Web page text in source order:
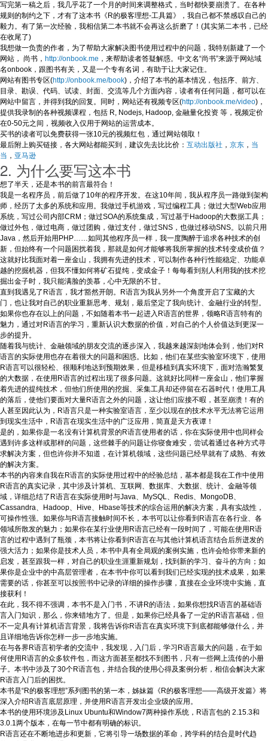
写完第一稿之后，我几乎花了一个月的时间来调整格式，当时都快要崩溃了。在各种
规则的制约之下，才有了这本书《R的极客理想-工具篇》，我自己都不禁感叹自己的
毅力。有了第一次经验，我相信第二本书就不会再这么折磨了！(其实第二本书，已经
在收尾了)
我想做一负责的作者，为了帮助大家解决图书使用过程中的问题，我特别新建了一个
网站， 尚书， http://onbook.me ，来帮助读者答疑解惑。中文名“尚书”来源于网站域
名onbook，跟图书有关，又是一个专有名词，有助于让大家记住。
网站有图书专区(http://onbook.me/book)，介绍了本书的基本情况，包括序、前方、
目录、勘误、代码、试读、封面、交流等几个方面内容，读者有任何问题，都可以在
网站中留言，并得到我的回复。同时，网站还有视频专区(http://onbook.me/video)，
提供我录制的各种视频课程，包括 R, Nodejs, Hadoop, 金融量化投资 等，视频定价
在0-50元之间，视频收入仅用于网站的运营成本。
买书的读者可以免费获得一张10元的视频红包，通过网站领取！
最后附上购买链接，各大网站都能买到，建议先去比比价： 互动出版社 ， 京东 ， 当
当 ， 亚马逊
2. 为什么要写这本书
想了半天，还是本书的前言最符合！
我是一名程序员，前后做了10年的程序开发。在这10年间，我从程序员一路做到架构
师，经历了太多的系统和应用。我做过手机游戏，写过编程工具；做过大型Web应用
系统，写过公司内部CRM；做过SOA的系统集成，写过基于Hadoop的大数据工具；
做过外包，做过电商，做过团购，做过支付，做过SNS，也做过移动SNS。以前只用
Java，然后开始用PHP……如同其他程序员一样，我一度陶醉于追求各种技术的创
新，但始终有一个问题困扰着我，那就是如何才能够将我所掌握的技术转变成价值？
这就好比我面对着一座金山，我拥有先进的技术，可以制作各种行性能稳定、功能卓
越的挖掘机器，但我不懂如何将矿石提纯，变成金子！每每看到别人利用我的技术挖
掘出金子时，我只能满脸的羡慕，心中无限的不甘。
直到我遇见了R语言，我才豁然开朗。R语言为我从另外一个角度开启了宝藏的大
门，也让我对自己的职业重新思考、规划，最后坚定了我向统计、金融行业的转型。
如果你也存在以上的问题，不如随着本书一起进入R语言的世界，领略R语言特有的
魅力，通过对R语言的学习，重新认识大数据的价值，对自己的个人价值达到更深一
步的提升。
随着我与统计、金融领域的朋友交流的逐步深入，我越来越深刻地体会到，他们对R
语言的实际使用也存在着很大的问题和困惑。比如，他们在某些实验室环境下，使用
R语言可以很轻松、很顺利地达到预期效果，但是移植到真实环境下，面对浩瀚繁复
的大数据，在使用R语言的过程出现了很多问题。这就好比同样一座金山，他们掌握
着先进的提纯技术，但他们所使用的挖掘、采集工具却还停留在石器时代！使用工具
的落后，使他们要面对大量R语言之外的问题，这让他们应接不暇，甚至崩溃！有的
人甚至因此认为，R语言只是一种实验室语言，至少以现在的技术水平无法将它运用
到现实生活中，R语言在现实生活中的广泛应用，简直是天方夜谭！
是的，如果你是一名没有计算机背景的R语言使用者的话，你在实际使用中也同样会
遇到许多这样或那样的问题，这些棘手的问题让你寝食难安，尝试着通过各种方式寻
求解决方案，但也许你并不知道，在计算机领域，这些问题已经早就有了成熟、有效
的解决方案。
本书的内容来自我在R语言的实际使用过程中的经验总结，基本都是我在工作中使用
R语言的真实记录，其中涉及计算机、互联网、数据库、大数据、统计、金融等领
域，详细总结了R语言在实际使用时与Java、MySQL、Redis、MongoDB、
Cassandra、Hadoop、Hive、Hbase等技术的综合运用的解决方案，具有实战性，
可操作性强。如果你与R语言接触时间不长，本书可以让你看到R语言在各行业、各
领域所散发的魅力；如果你在某行业使用R语言已经有一段时间了，可能在使用R语
言的过程中遇到了瓶颈，本书将让你看到R语言在与其他计算机语言结合后所迸发的
强大活力；如果你是技术人员，本书中具有全局观的案例实施，也许会给你带来新的
启发，甚至跟我一样，对自己的职业生涯重新规划，找到新的学习、奋斗的方向；如
果你是企业中的中高层管理者，在本书中你可以看到我们已经实现的技术成果，如果
需要的话，你甚至可以按照书中记录的详细的操作步骤，直接在企业环境中实施，直
接获利！
在此，我不得不强调，本书不是入门书，不讲R的语法，如果你想找R语言的基础语
言入门知识，那么，你来错地方了。但是，如果你已经具备了一定的R语言基础，但
不一定具有计算机语言背景，我将告诉你R语言在真实环境下到底都能够做什么，并
且详细地告诉你怎样一步一步地实施。
在与各界R语言初学者的交流中，我发现，入门后，学习R语言最大的问题，在于如
何使用R语言的众多软件包，而这方面甚至都找不到图书，只有一些网上流传的小册
子。本书中涉及了30个R语言包，并结合我的使用心得及案例分析，相信会解决大家
R语言入门后的困扰。
本书是“R的极客理想”系列图书的第一本，姊妹篇《R的极客理想——高级开发篇》将
深入介绍R语言底层原理，并使用R语言开发出企业级的应用。
本书的使用环境涉及Linux Ubuntu和Window7两种操作系统，R语言包的 2.15.3和
3.0.1两个版本，在每一节中都有明确的标识。
R语言还在不断地进步和更新，它将引导一场数据的革命，跨学科的结合是时代趋